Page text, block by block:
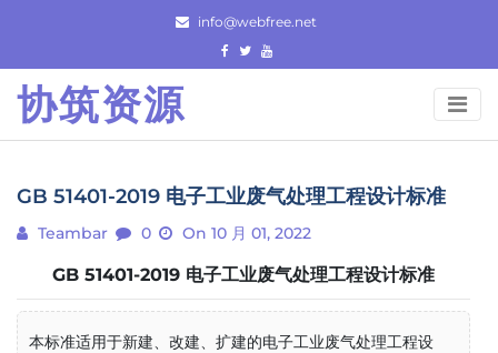
content
info@webfree.net
协筑资源
GB 51401-2019 电子工业废气处理工程设计标准
Teambar 0 On 10 月 01, 2022
GB 51401-2019 电子工业废气处理工程设计标准
本标准适用于新建、改建、扩建的电子工业废气处理工程设